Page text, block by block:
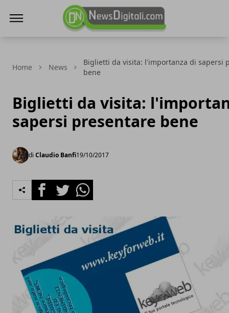
Home News
Biglietti da visita: l'importanza di sapersi
bene
Biglietti da visita:
sapersi presentare bene
di Claudio Banfi19/10/2017
FacebookTwitterWhatsapp